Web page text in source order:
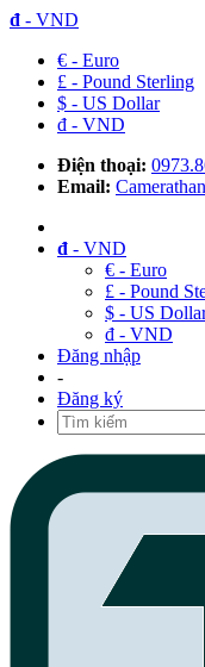
đ - VND
€ - Euro
£ - Pound Sterling
$ - US Dollar
đ - VND
Điện thoại:
Email:
đ - VND
€ - Euro
£ - Pound
$ - US
đ - VND
Đăng nhập
-
Đăng ký